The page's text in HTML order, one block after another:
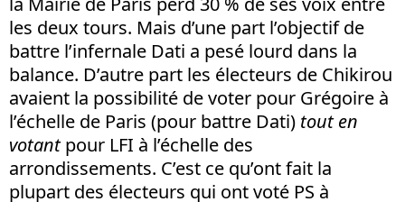
les deux tours. Mais d’une part l’objectif de
battre l’infernale Dati a pesé lourd dans la
balance. D’autre part les électeurs de Chikirou
avaient la possibilité de voter pour Grégoire à
l’échelle de Paris (pour battre Dati) tout en
votantpour LFI à l’échelle des
arrondissements. C’est ce qu’ont fait la
plupart des électeurs qui ont voté PS à